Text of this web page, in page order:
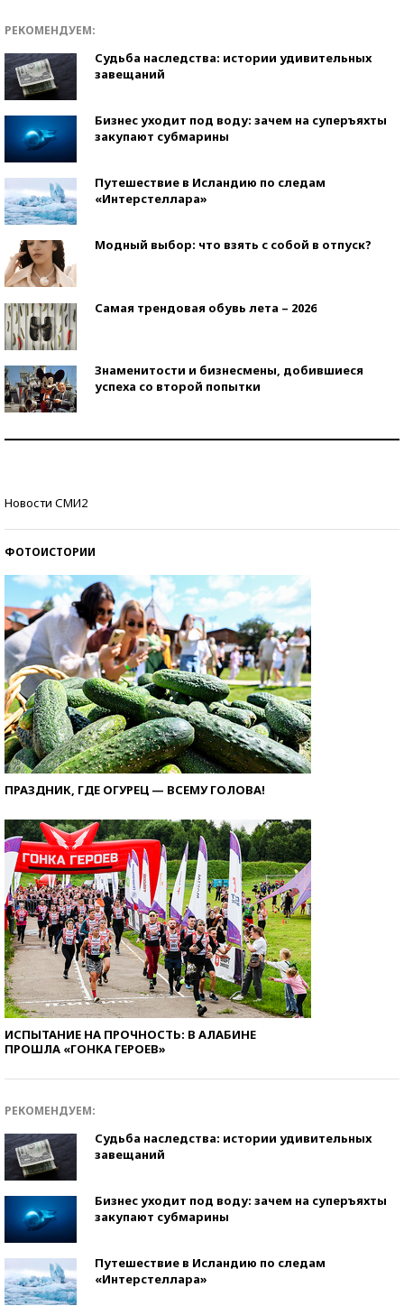
РЕКОМЕНДУЕМ:
Судьба наследства: истории удивительных
завещаний
Бизнес уходит под воду: зачем на суперъяхты
закупают субмарины
Путешествие в Исландию по следам
«Интерстеллара»
Модный выбор: что взять с собой в отпуск?
Самая трендовая обувь лета – 2026
Знаменитости и бизнесмены, добившиеся
успеха со второй попытки
Новости СМИ2
ФОТОИСТОРИИ
ПРАЗДНИК, ГДЕ ОГУРЕЦ — ВСЕМУ ГОЛОВА!
ИСПЫТАНИЕ НА ПРОЧНОСТЬ: В АЛАБИНЕ
ПРОШЛА «ГОНКА ГЕРОЕВ»
РЕКОМЕНДУЕМ:
Судьба наследства: истории удивительных
завещаний
Бизнес уходит под воду: зачем на суперъяхты
закупают субмарины
Путешествие в Исландию по следам
«Интерстеллара»